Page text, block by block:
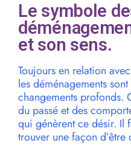
Le symbole
et son sens.
Toujours en relation
les déménagements
changements profonds.
du passé et des
qui génèrent ce désir. Il
trouver une façon d’être